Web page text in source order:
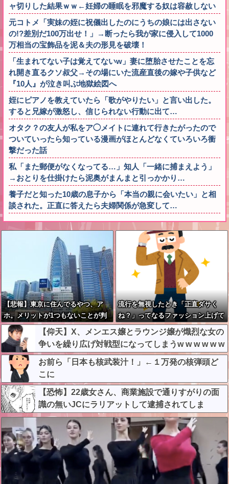
ャ切りした結果ｗｗ←妊婦の睡眠を邪魔する奴は容赦しない
元コトメ「実妹の姪に祝儀出したのにうちの娘には出さない
の!?差別だ100万出せ！」→断ったら我が家に侵入して1000
万相当の宝飾品を泥＆夫の形見を破壊！
「生まれてない子は覚えてないw」妻に堕胎させたことを忘
れ開き直るクソ叔父→その場にいた流産直後の嫁や子供など
『10人』が泣き叫ぶ地獄絵図へ
姪にピアノを教えていたら「歌がやりたい」と言い出した。
すると兄嫁が激怒し、信じられない行動に出て…
オタク？の友人が私をア◯メイトに連れて行きたがったので
ついていったら知っている漫画がほとんどなくていろいろ衝
撃だった話
私「また郵便がなくなってる…」知人「一緒に捕まえよう」
→おとりを仕掛けたら泥奥がまんまと引っかかり…
養子だと知った10歳の息子から「本当の親に会いたい」と相
談された。正直に答えたら夫婦関係が急変して…
【悲報】東京に住んでるやつ、ア
ホ。メリットが1つもないことが判
明
流行を無視したとき「正直ダサく
ね？」ってなるファッション上げて
け
【仰天】X、メンエス嬢とラウンジ嬢が熾烈な女の
争いを繰り広げ対戦型になってしまうw w w w w w
w w
お前ら「日本も核武装汁！」←１万発の核弾頭ど
こに
【恐怖】22歳女さん、商業施設で通りすがりの面
識の無いJCにラリアットして逮捕されてしま
う・・・